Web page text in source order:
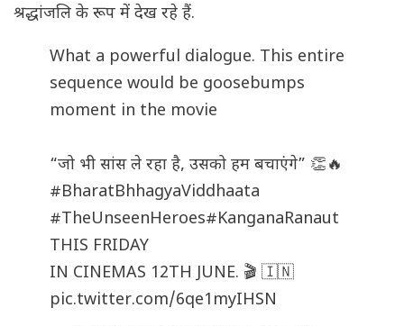
श्रद्धांजलि के रूप में देख रहे हैं.
What a powerful dialogue. This entire
sequence would be goosebumps
moment in the movie
“जो भी सांस ले रहा है, उसको हम बचाएंगे” 👏🔥
#BharatBhhagyaViddhaata
#TheUnseenHeroes#KanganaRanaut
THIS FRIDAY
IN CINEMAS 12TH JUNE. 🎬 🇮🇳
pic.twitter.com/6qe1myIHSN